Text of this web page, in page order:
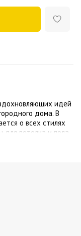
идей
дома. В
о всех стилях
потолка и пола,
Вы узнаете,
металл: черненая